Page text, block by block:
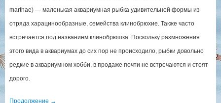
marthae) — маленькая аквариумная рыбка удивительной формы из
отряда харацинообразные, семейства клинобрюхие. Также часто
встречается под названием клинобрюшка. Поскольку размножения
этого вида в аквариумах до сих пор не происходило, рыбки довольно
редкие в аквариумном хобби, в продаже почти не встречаются и стоят
дорого.
Продолжение →